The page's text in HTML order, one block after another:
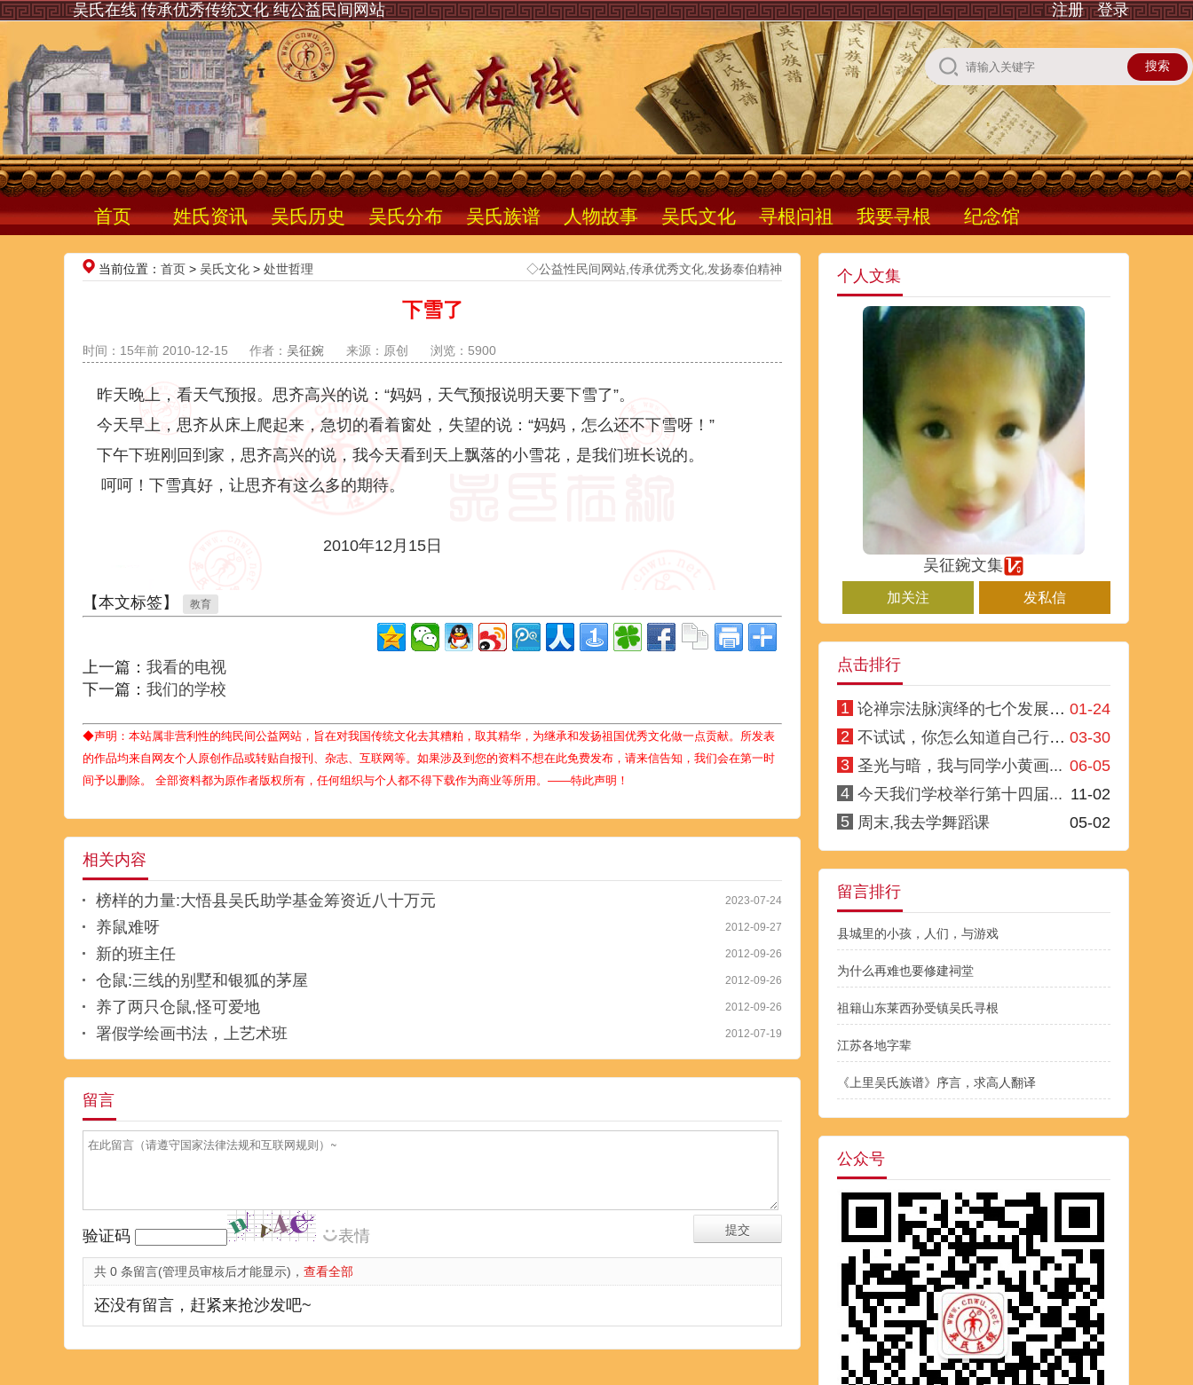
注册 登录
吴氏在线 传承优秀传统文化 纯公益民间网站
首页 姓氏资讯 吴氏历史 吴氏分布 吴氏族谱 人物故事 吴氏文化 寻根问祖 我要寻根 纪念馆
当前位置： 首页 > 吴氏文化 > 处世哲理 ◇公益性民间网站,传承优秀文化,发扬泰伯精神
下雪了
时间：15年前 2010-12-15 作者： 吴征鋺 来源：原创 浏览：5900
昨天晚上，看天气预报。思齐高兴的说：“妈妈，天气预报说明天要下雪了”。
今天早上，思齐从床上爬起来，急切的看着窗处，失望的说：“妈妈，怎么还不下雪呀！”
下午下班刚回到家，思齐高兴的说，我今天看到天上飘落的小雪花，是我们班长说的。
呵呵！下雪真好，让思齐有这么多的期待。
2010年12月15日
【本文标签】 教育
上一篇： 我看的电视
下一篇： 我们的学校
◆声明：本站属非营利性的纯民间公益网站，旨在对我国传统文化去其糟粕，取其精华，为继承和发扬祖国优秀文化做一点贡献。所发表
的作品均来自网友个人原创作品或转贴自报刊、杂志、互联网等。如果涉及到您的资料不想在此免费发布，请来信告知，我们会在第一时
间予以删除。 全部资料都为原作者版权所有，任何组织与个人都不得下载作为商业等所用。——特此声明！
相关内容
2023-07-24
榜样的力量:大悟县吴氏助学基金筹资近八十万元
2012-09-27
养鼠难呀
2012-09-26
新的班主任
2012-09-26
仓鼠:三线的别墅和银狐的茅屋
2012-09-26
养了两只仓鼠,怪可爱地
2012-07-19
署假学绘画书法，上艺术班
留言
验证码 表情
共 0 条留言(管理员审核后才能显示)， 查看全部
还没有留言，赶紧来抢沙发吧~
个人文集
吴征鋺文集
加关注 发私信
点击排行
1 01-24
论禅宗法脉演绎的七个发展阶段
2
03-30
不试试，你怎么知道自己行不行
3
06-05
圣光与暗，我与同学小黄画...
4
11-02
今天我们学校举行第十四届...
5
05-02
周末,我去学舞蹈课
留言排行
县城里的小孩，人们，与游戏
为什么再难也要修建祠堂
祖籍山东莱西孙受镇吴氏寻根
江苏各地字辈
《上里吴氏族谱》序言，求高人翻译
公众号